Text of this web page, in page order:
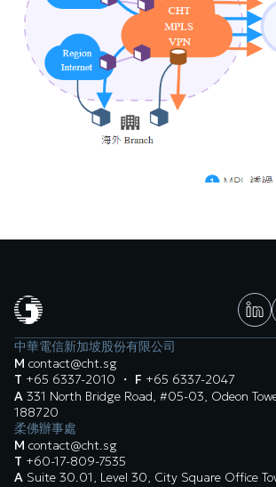
中華電信新加坡股份有限公司
M contact@cht.sg
T +65 6337-2010 ・ F +65 6337-2047
A 331 North Bridge Road, #05-03, Odeon
188720
柔佛辦事處
M contact@cht.sg
T +60-17-809-7535
A Suite 30.01, Level 30, City Square Office